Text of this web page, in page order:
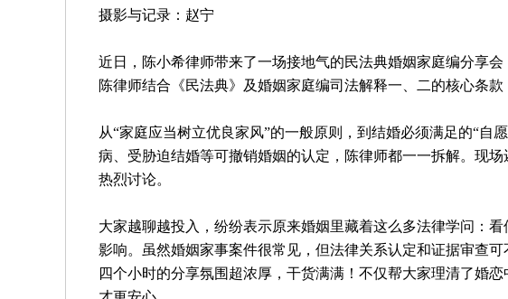
摄影与记录 ：赵宁
近日，陈小希律师带来了一场接地气的民法典婚姻家庭编分享
陈律师结合《民法典》及婚姻家庭编司法解释一、二的核心条款
从“家庭应当树立优良家风”的一般原则，到结婚必须满足的“
病、受胁迫结婚等可撤销婚姻的认定，陈律师都一一拆解。现
热烈讨论。
大家越聊越投入，纷纷表示原来婚姻里藏着这么多法律学问：
影响。虽然婚姻家事案件很常见，但法律关系认定和证据审查
四个小时的分享氛围超浓厚，干货满满！不仅帮大家理清了婚